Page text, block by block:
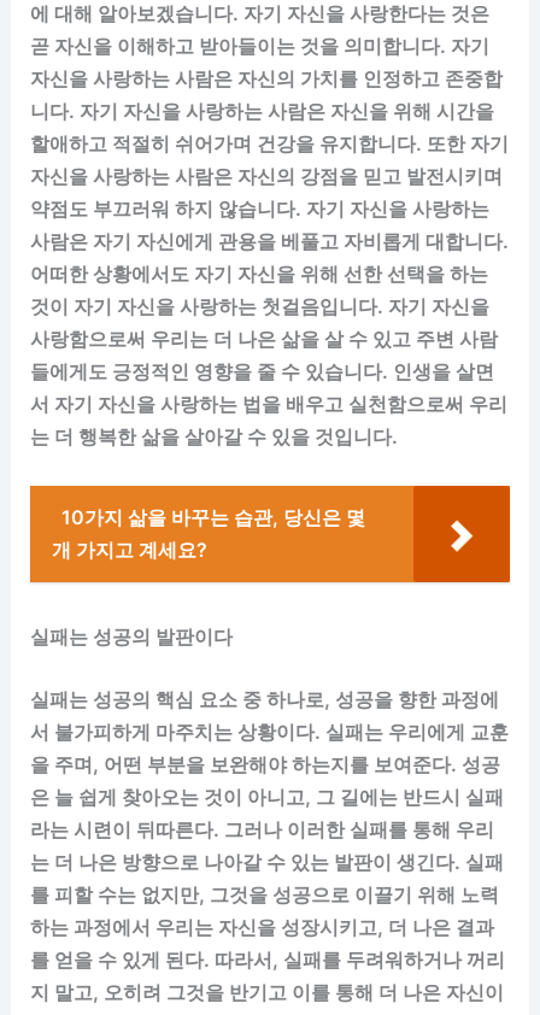
에 대해 알아보겠습니다. 자기 자신을 사랑한다는 것은
곧 자신을 이해하고 받아들이는 것을 의미합니다. 자기
자신을 사랑하는 사람은 자신의 가치를 인정하고 존중합
니다. 자기 자신을 사랑하는 사람은 자신을 위해 시간을
할애하고 적절히 쉬어가며 건강을 유지합니다. 또한 자기
자신을 사랑하는 사람은 자신의 강점을 믿고 발전시키며
약점도 부끄러워 하지 않습니다. 자기 자신을 사랑하는
사람은 자기 자신에게 관용을 베풀고 자비롭게 대합니다.
어떠한 상황에서도 자기 자신을 위해 선한 선택을 하는
것이 자기 자신을 사랑하는 첫걸음입니다. 자기 자신을
사랑함으로써 우리는 더 나은 삶을 살 수 있고 주변 사람
들에게도 긍정적인 영향을 줄 수 있습니다. 인생을 살면
서 자기 자신을 사랑하는 법을 배우고 실천함으로써 우리
는 더 행복한 삶을 살아갈 수 있을 것입니다.
10가지 삶을 바꾸는 습관, 당신은 몇
개 가지고 계세요?
실패는 성공의 발판이다
실패는 성공의 핵심 요소 중 하나로, 성공을 향한 과정에
서 불가피하게 마주치는 상황이다. 실패는 우리에게 교훈
을 주며, 어떤 부분을 보완해야 하는지를 보여준다. 성공
은 늘 쉽게 찾아오는 것이 아니고, 그 길에는 반드시 실패
라는 시련이 뒤따른다. 그러나 이러한 실패를 통해 우리
는 더 나은 방향으로 나아갈 수 있는 발판이 생긴다. 실패
를 피할 수는 없지만, 그것을 성공으로 이끌기 위해 노력
하는 과정에서 우리는 자신을 성장시키고, 더 나은 결과
를 얻을 수 있게 된다. 따라서, 실패를 두려워하거나 꺼리
지 말고, 오히려 그것을 반기고 이를 통해 더 나은 자신이